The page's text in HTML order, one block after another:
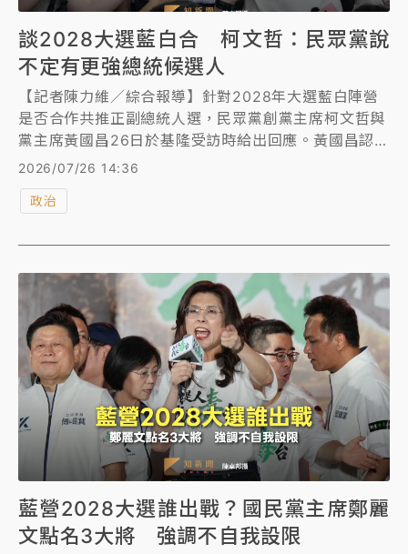
談2028大選藍白合 柯文哲：民眾黨說
不定有更強總統候選人
【記者陳力維／綜合報導】針對2028年大選藍白陣營
是否合作共推正副總統人選，民眾黨創黨主席柯文哲與
黨主席黃國昌26日於基隆受訪時給出回應。黃國昌認為
目前談2028為時尚早，現階段應著重於以聯合治理向
布林肯的名言，並以日本聯合政府為例，強調政黨間合
言，民眾黨說不定會推出更強的總統候選人，暗示不一
定只侷限於副手角色。
2026/07/26 14:36
政治
藍營2028大選誰出戰？國民黨主席鄭麗
文點名3大將 強調不自我設限